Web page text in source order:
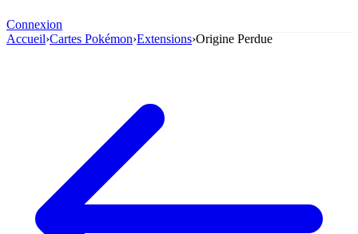
Connexion
Accueil›Cartes Pokémon›Extensions›Origine Perdue